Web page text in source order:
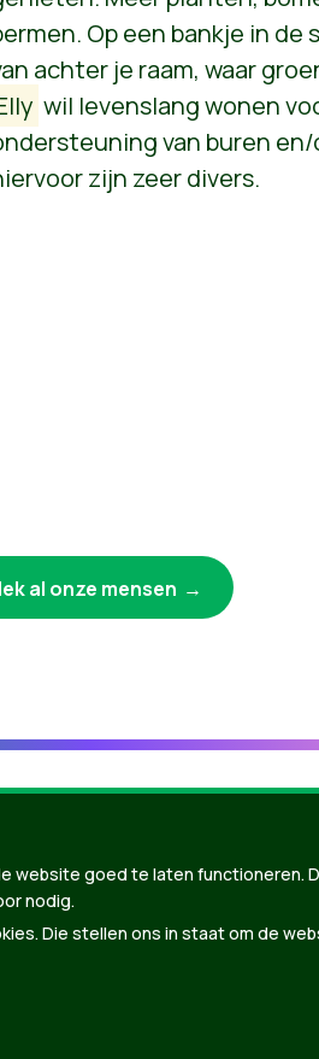
Op een bankje in
achter je raam, waar
wil levenslang wonen
van buren
zijn zeer divers.
al onze mensen
website goed te laten functioneren.
nodig.
Die stellen ons in staat om de